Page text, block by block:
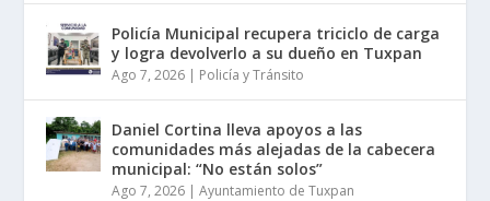
Policía Municipal recupera triciclo de carga
y logra devolverlo a su dueño en Tuxpan
Ago 7, 2026 | Policía y Tránsito
Daniel Cortina lleva apoyos a las
comunidades más alejadas de la cabecera
municipal: “No están solos”
Ago 7, 2026 |Ayuntamiento de Tuxpan